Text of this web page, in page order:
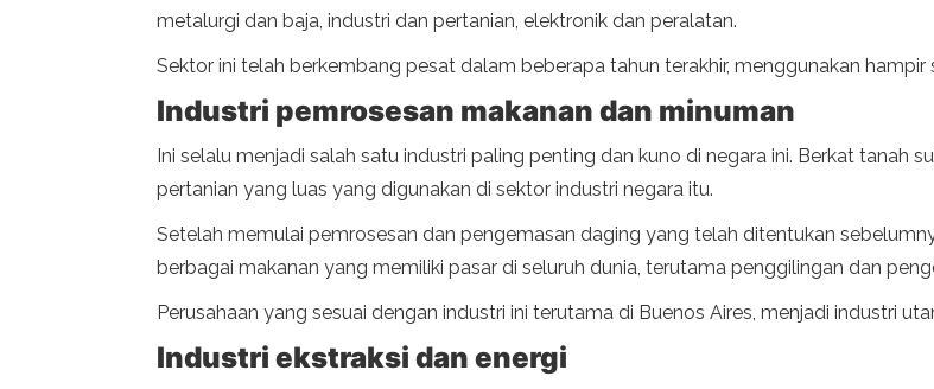
metalurgi dan baja, industri dan pertanian, elektronik dan peralatan.
Sektor ini telah berkembang pesat dalam beberapa tahun terakhir, menggunakan
Industri pemrosesan makanan dan minuman
Ini selalu menjadi salah satu industri paling penting dan kuno di negara ini. Berkat tanah
pertanian yang luas yang digunakan di sektor industri negara itu.
Setelah memulai pemrosesan dan pengemasan daging yang telah ditentukan
berbagai makanan yang memiliki pasar di seluruh dunia, terutama penggilingan dan
Perusahaan yang sesuai dengan industri ini terutama di Buenos Aires, menjadi industri
Industri ekstraksi dan energi